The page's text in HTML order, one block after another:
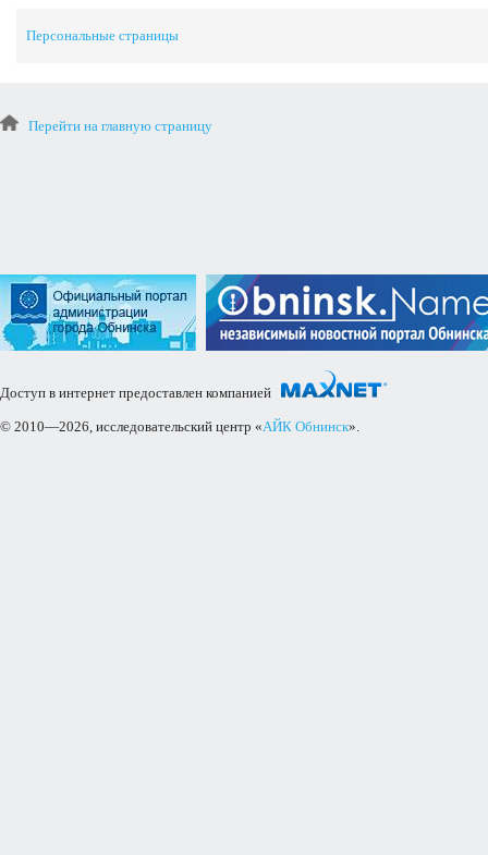
Персональные страницы
Перейти на главную страницу
Доступ в интернет предоставлен компанией
© 2010—2026, исследовательский центр «АЙК Обнинск».